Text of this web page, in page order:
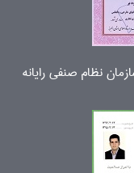
نظام صنفی رایانه